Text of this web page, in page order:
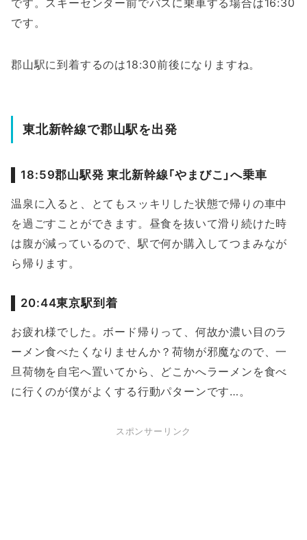
です。
郡山駅に到着するのは18:30前後になりますね。
東北新幹線で郡山駅を出発
18:59郡山駅発 東北新幹線「やまびこ」へ乗車
温泉に入ると、とてもスッキリした状態で帰りの車中
を過ごすことができます。昼食を抜いて滑り続けた時
は腹が減っているので、駅で何か購入してつまみなが
ら帰ります。
20:44東京駅到着
お疲れ様でした。ボード帰りって、何故か濃い目のラ
ーメン食べたくなりませんか？荷物が邪魔なので、一
旦荷物を自宅へ置いてから、どこかへラーメンを食べ
に行くのが僕がよくする行動パターンです…。
スポンサーリンク